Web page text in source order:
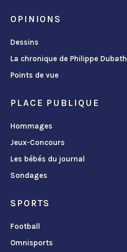
OPINIONS
Dessins
La chronique de Philippe Dubath
Points de vue
PLACE PUBLIQUE
Hommages
Jeux-Concours
Les bébés du journal
Sondages
SPORTS
Football
Omnisports